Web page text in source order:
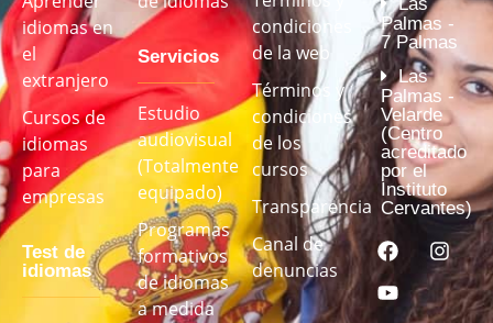
idiomas en
el
extranjero
Cursos de
idiomas
para
empresas
Test de
idiomas
Servicios
Estudio
audiovisual
(Totalmente
equipado)
Programas
formativos
de idiomas
a medida
condiciones
de la web
Términos y
condiciones
de los
cursos
Transparencia
Canal de
denuncias
Palmas -
7 Palmas
Las
Palmas -
Velarde
(Centro
acreditado
por el
Instituto
Cervantes)